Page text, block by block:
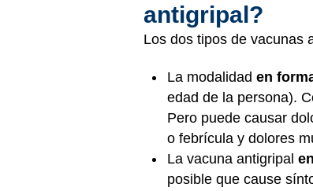
antigripal?
Los dos tipos de vacunas
La modalidad en
edad de la persona).
Pero puede causar
o febrícula y dolores
La vacuna antigripal
posible que cause